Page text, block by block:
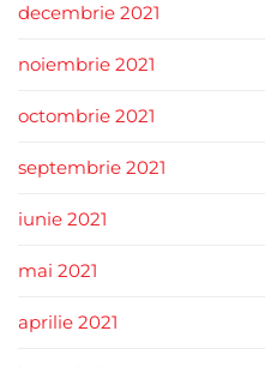
decembrie 2021
noiembrie 2021
octombrie 2021
septembrie 2021
iunie 2021
mai 2021
aprilie 2021